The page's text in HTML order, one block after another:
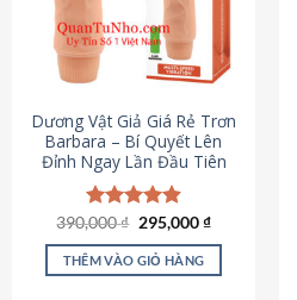
Dương Vật Giả Giá Rẻ Trơn
Barbara – Bí Quyết Lên
Đỉnh Ngay Lần Đầu Tiên
Được xếp
hạng4.90
5 sao
390,000₫ Giá
là:
390,000 ₫.
295,000₫Giá
tại
THÊM VÀO GIỎ HÀNG